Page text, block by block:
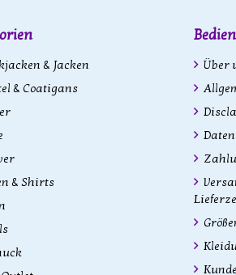
& Jacken
& Coatigans
& Shirts
Über